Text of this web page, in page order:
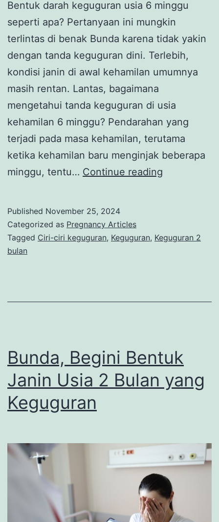
Bentuk darah keguguran usia 6 minggu
seperti apa? Pertanyaan ini mungkin
terlintas di benak Bunda karena tidak yakin
dengan tanda keguguran dini. Terlebih,
kondisi janin di awal kehamilan umumnya
masih rentan. Lantas, bagaimana
mengetahui tanda keguguran di usia
kehamilan 6 minggu? Pendarahan yang
terjadi pada masa kehamilan, terutama
ketika kehamilan baru menginjak beberapa
minggu, tentu… Continue reading
6
Ya?
Published November 25, 2024
Categorized as Pregnancy Articles
Tagged Ciri-ciri keguguran, Keguguran, Keguguran 2
bulan
Bunda, Begini Bentuk
Janin Usia 2 Bulan yang
Keguguran